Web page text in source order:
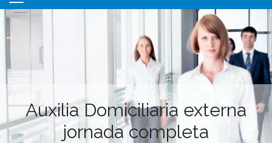
Auxilia Domiciliaria externa
jornada completa